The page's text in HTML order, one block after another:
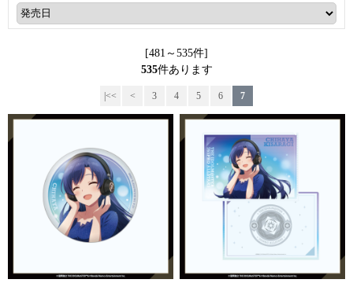
[481～535件]
535件あります
|<< < 3 4 5 6 7